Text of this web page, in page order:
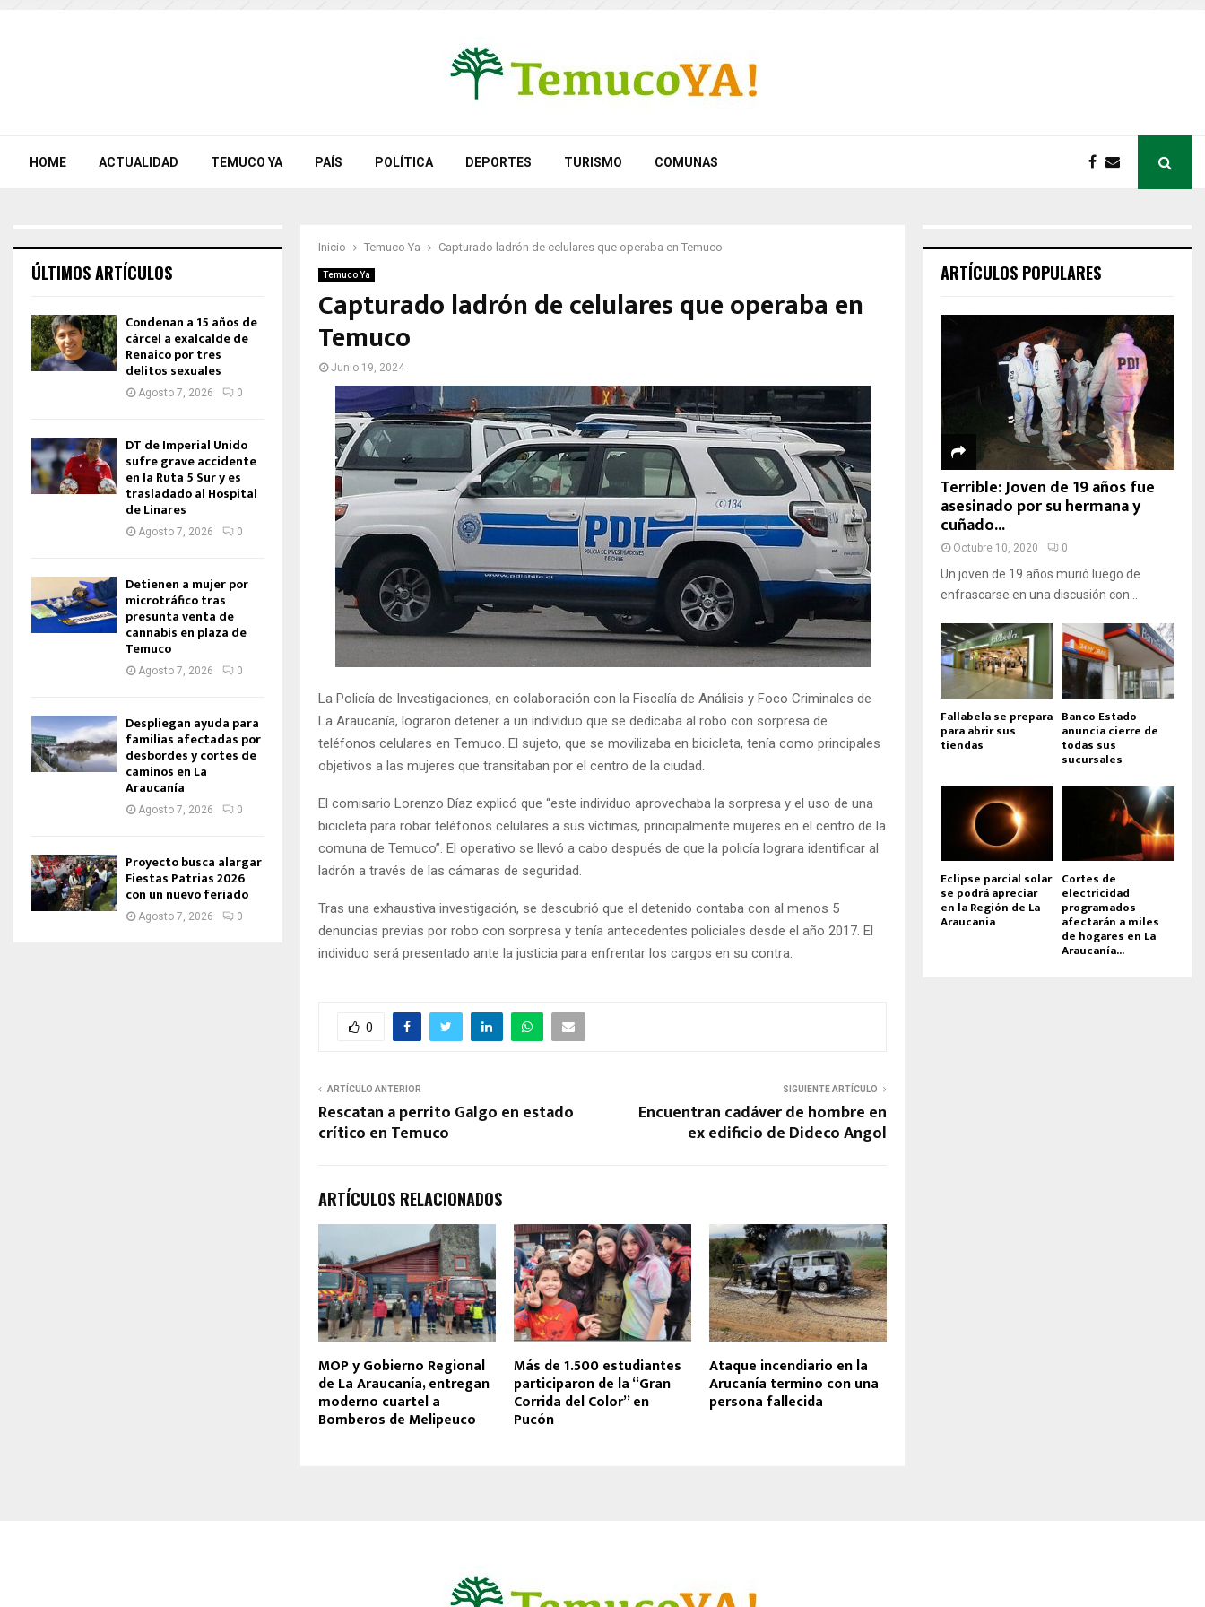
HOME ACTUALIDAD TEMUCO YA PAÍS POLÍTICA DEPORTES TURISMO COMUNAS
Inicio Temuco Ya Capturado ladrón de celulares que operaba en Temuco
Temuco Ya
Capturado ladrón de celulares que operaba en
Temuco
Junio 19, 2024
La Policía de Investigaciones, en colaboración con la Fiscalía de Análisis y Foco Criminales de
La Araucanía, lograron detener a un individuo que se dedicaba al robo con sorpresa de
teléfonos celulares en Temuco. El sujeto, que se movilizaba en bicicleta, tenía como principales
objetivos a las mujeres que transitaban por el centro de la ciudad.
El comisario Lorenzo Díaz explicó que “este individuo aprovechaba la sorpresa y el uso de una
bicicleta para robar teléfonos celulares a sus víctimas, principalmente mujeres en el centro de la
comuna de Temuco”. El operativo se llevó a cabo después de que la policía lograra identificar al
ladrón a través de las cámaras de seguridad.
Tras una exhaustiva investigación, se descubrió que el detenido contaba con al menos 5
denuncias previas por robo con sorpresa y tenía antecedentes policiales desde el año 2017. El
individuo será presentado ante la justicia para enfrentar los cargos en su contra.
0
ARTÍCULO ANTERIOR
Rescatan a perrito Galgo en estado
crítico en Temuco
SIGUIENTE ARTÍCULO
Encuentran cadáver de hombre en
ex edificio de Dideco Angol
ARTÍCULOS RELACIONADOS
MOP y Gobierno Regional
de La Araucanía, entregan
moderno cuartel a
Bomberos de Melipeuco
Más de 1.500 estudiantes
participaron de la “Gran
Corrida del Color” en
Pucón
Ataque incendiario en la
Arucanía termino con una
persona fallecida
ÚLTIMOS ARTÍCULOS
Condenan a 15 años de
cárcel a exalcalde de
Renaico por tres
delitos sexuales
Agosto 7, 2026 0
DT de Imperial Unido
sufre grave accidente
en la Ruta 5 Sur y es
trasladado al Hospital
de Linares
Agosto 7, 2026 0
Detienen a mujer por
microtráfico tras
presunta venta de
cannabis en plaza de
Temuco
Agosto 7, 2026 0
Despliegan ayuda para
familias afectadas por
desbordes y cortes de
caminos en La
Araucanía
Agosto 7, 2026 0
Proyecto busca alargar
Fiestas Patrias 2026
con un nuevo feriado
Agosto 7, 2026 0
ARTÍCULOS POPULARES
Terrible: Joven de 19 años fue
asesinado por su hermana y
cuñado...
Octubre 10, 2020 0
Un joven de 19 años murió luego de
enfrascarse en una discusión con...
Fallabela se prepara
para abrir sus
tiendas
Banco Estado
anuncia cierre de
todas sus
sucursales
Eclipse parcial solar
se podrá apreciar
en la Región de La
Araucania
Cortes de
electricidad
programados
afectarán a miles
de hogares en La
Araucanía...